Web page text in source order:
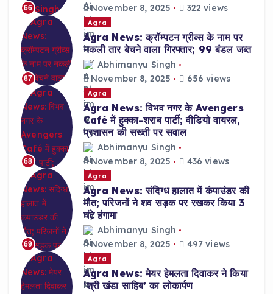
66
November 8, 2025
322 views
67
Agra
Agra News: क्रॉम्पटन ग्रीव्स के नाम पर
नकली तार बेचने वाला गिरफ्तार; 99 बंडल जब्त
Abhimanyu Singh
November 8, 2025
656 views
68
Agra
Agra News: विभव नगर के Avengers
Café में हुक्का-शराब पार्टी; वीडियो वायरल,
प्रशासन की सख्ती पर सवाल
Abhimanyu Singh
November 8, 2025
436 views
69
Agra
Agra News: संदिग्ध हालात में कंपाउंडर की
मौत; परिजनों ने शव सड़क पर रखकर किया 3
घंटे हंगामा
Abhimanyu Singh
November 8, 2025
497 views
Agra
Agra News: मेयर हेमलता दिवाकर ने किया
‘श्री खंडा साहिब’ का लोकार्पण